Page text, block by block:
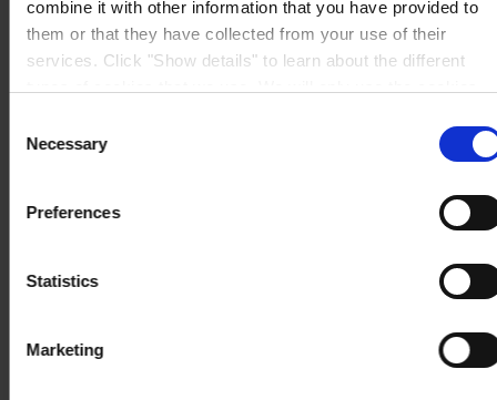
combine it with other information that you have provided to
them or that they have collected from your use of their
services. Click "Show details" to learn about the different
cookies after having received your consent. You may
withdraw your consent at any time by using the link in our
. If you would like to know more how we
process your personal data, please visit our
Selection
Necessary
Preferences
Statistics
Marketing